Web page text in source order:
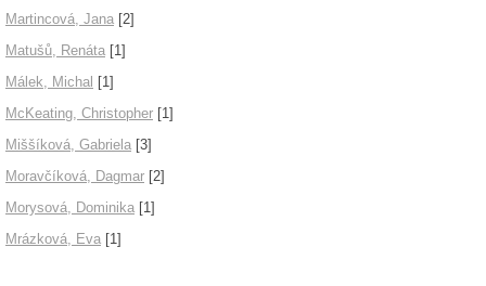
Martincová, Jana [2]
Matušů, Renáta [1]
Málek, Michal [1]
McKeating, Christopher [1]
Miššíková, Gabriela [3]
Moravčíková, Dagmar [2]
Morysová, Dominika [1]
Mrázková, Eva [1]